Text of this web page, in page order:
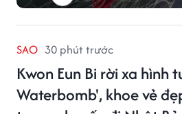
SAO 30 phút trước
Kwon Eun Bi rời xa hình
Waterbomb', khoe vẻ